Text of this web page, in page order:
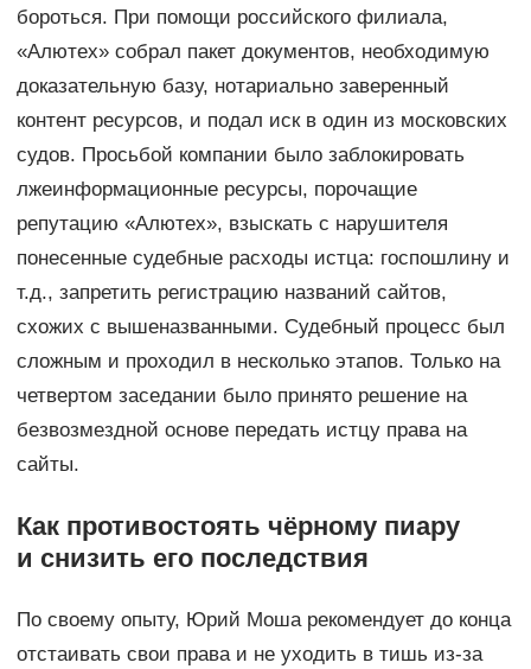
бороться. При помощи российского филиала,
«Алютех» собрал пакет документов, необходимую
доказательную базу, нотариально заверенный
контент ресурсов, и подал иск в один из московских
судов. Просьбой компании было заблокировать
лжеинформационные ресурсы, порочащие
репутацию «Алютех», взыскать с нарушителя
понесенные судебные расходы истца: госпошлину и
т.д., запретить регистрацию названий сайтов,
схожих с вышеназванными. Судебный процесс был
сложным и проходил в несколько этапов. Только на
четвертом заседании было принято решение на
безвозмездной основе передать истцу права на
сайты.
Как противостоять чёрному пиару
и снизить его последствия
По своему опыту, Юрий Моша рекомендует до конца
отстаивать свои права и не уходить в тишь из-за